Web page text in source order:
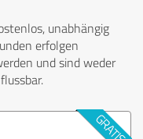
unabhängig
erfolgen
und sind weder